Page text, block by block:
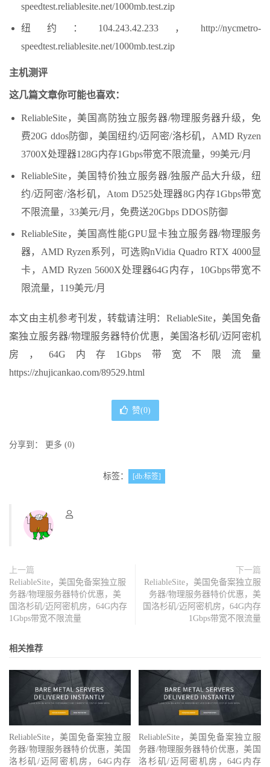
speedtest.reliablesite.net/1000mb.test.zip
纽约：104.243.42.233，http://nycmetro-
speedtest.reliablesite.net/1000mb.test.zip
主机测评
这几篇文章你可能也喜欢：
ReliableSite，美国高防独立服务器/物理服务器升级，免
费20G ddos防御，美国纽约/迈阿密/洛杉矶，AMD Ryzen
3700X处理器128G内存1Gbps带宽不限流量，99美元/月
ReliableSite，美国特价独立服务器/独服产品大升级，纽
约/迈阿密/洛杉矶，Atom D525处理器8G内存1Gbps带宽
不限流量，33美元/月，免费送20Gbps DDOS防御
ReliableSite，美国高性能GPU显卡独立服务器/物理服务
器，AMD Ryzen系列，可选购nVidia Quadro RTX 4000显
卡，AMD Ryzen 5600X处理器64G内存，10Gbps带宽不
限流量，119美元/月
本文由主机参考刊发，转载请注明：ReliableSite，美国免备
案独立服务器/物理服务器特价优惠，美国洛杉矶/迈阿密机
房，64G内存1Gbps带宽不限流量
https://zhujicankao.com/89529.html
赞(0)
分享到： 更多 (0)
标签： [db:标签]
上一篇
ReliableSite，美国免备案独立服
务器/物理服务器特价优惠，美
国洛杉矶/迈阿密机房，64G内存
1Gbps带宽不限流量
下一篇
ReliableSite，美国免备案独立服
务器/物理服务器特价优惠，美
国洛杉矶/迈阿密机房，64G内存
1Gbps带宽不限流量
相关推荐
ReliableSite，美国免备案独立服
务器/物理服务器特价优惠，美国
洛杉矶/迈阿密机房，64G内存
ReliableSite，美国免备案独立服
务器/物理服务器特价优惠，美国
洛杉矶/迈阿密机房，64G内存